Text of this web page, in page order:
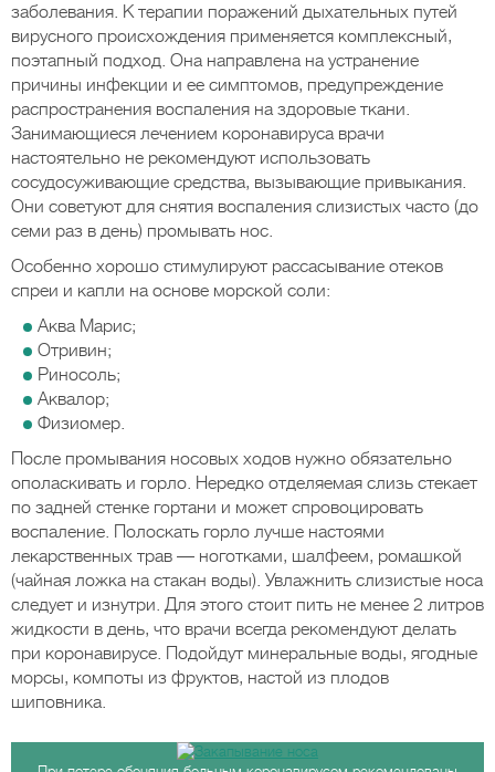
заболевания. К терапии поражений дыхательных путей
вирусного происхождения применяется комплексный,
поэтапный подход. Она направлена на устранение
причины инфекции и ее симптомов, предупреждение
распространения воспаления на здоровые ткани.
Занимающиеся лечением коронавируса врачи
настоятельно не рекомендуют использовать
сосудосуживающие средства, вызывающие привыкания.
Они советуют для снятия воспаления слизистых часто (до
семи раз в день) промывать нос.
Особенно хорошо стимулируют рассасывание отеков
спреи и капли на основе морской соли:
Аква Марис;
Отривин;
Риносоль;
Аквалор;
Физиомер.
После промывания носовых ходов нужно обязательно
ополаскивать и горло. Нередко отделяемая слизь стекает
по задней стенке гортани и может спровоцировать
воспаление. Полоскать горло лучше настоями
лекарственных трав — ноготками, шалфеем, ромашкой
(чайная ложка на стакан воды). Увлажнить слизистые носа
следует и изнутри. Для этого стоит пить не менее 2 литров
жидкости в день, что врачи всегда рекомендуют делать
при коронавирусе. Подойдут минеральные воды, ягодные
морсы, компоты из фруктов, настой из плодов
шиповника.